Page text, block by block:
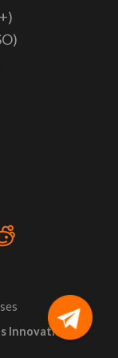
Innovation